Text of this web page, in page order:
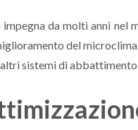
impegna da molti anni nel
del
sistemi di